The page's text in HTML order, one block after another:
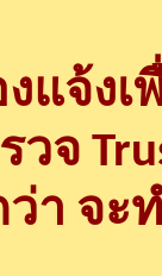
แจ้ง
จ
า จะ